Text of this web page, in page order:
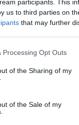
participants. This
us to third parties on
that may further
Processing Opt Outs
of the Sharing of my
of the Sale of my